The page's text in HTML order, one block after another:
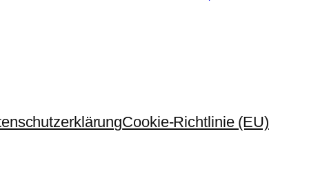
Cookie-Richtlinie (EU)